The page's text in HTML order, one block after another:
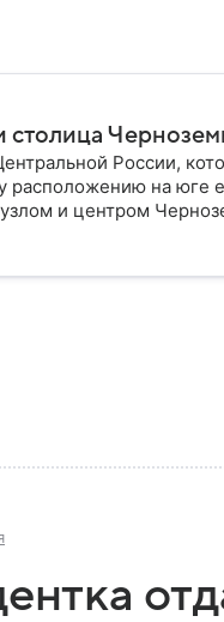
столица
России,
расположению на юге
и центром